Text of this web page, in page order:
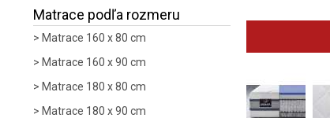
Matrace podľa rozmeru
Matrace 160 x 80 cm
Matrace 160 x 90 cm
Matrace 180 x 80 cm
Matrace 180 x 90 cm